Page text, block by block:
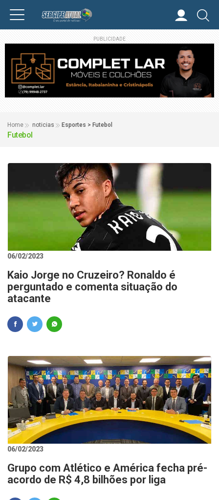
PUBLICIDADE
Home noticias Esportes > Futebol
Futebol
06/02/2023
Kaio Jorge no Cruzeiro? Ronaldo é
perguntado e comenta situação do
atacante
06/02/2023
Grupo com Atlético e América fecha pré-
acordo de R$ 4,8 bilhões por liga